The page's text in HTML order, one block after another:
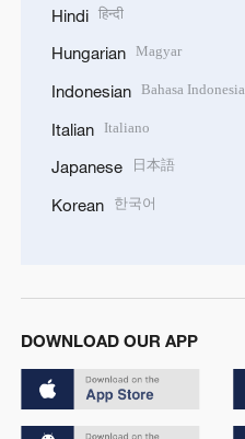
Hindi हिन्दी
Hungarian Magyar
Indonesian Bahasa Indonesia
Italian Italiano
Japanese 日本語
Korean 한국어
DOWNLOAD OUR APP